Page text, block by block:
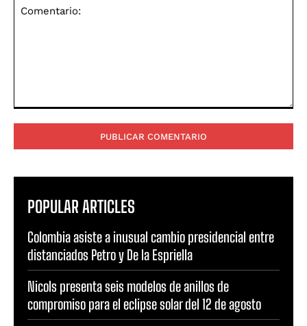
POPULAR ARTICLES
Colombia asiste a inusual cambio presidencial entre
distanciados Petro y De la Espriella
Nicols presenta seis modelos de anillos de
compromiso para el eclipse solar del 12 de agosto